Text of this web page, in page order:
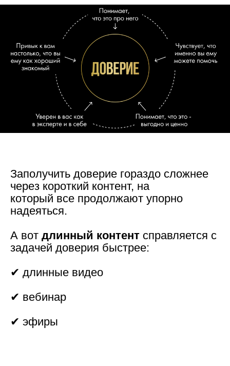
Заполучить доверие гораздо сложнее
через короткий контент, на
который все продолжают упорно
надеяться.
А вот длинный контент справляется с
задачей доверия быстрее:
✔ длинные видео
✔ вебинар
✔ эфиры